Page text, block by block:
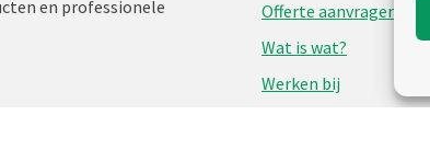
en professionele
Offerte aanvragen
Wat is wat?
Werken bij